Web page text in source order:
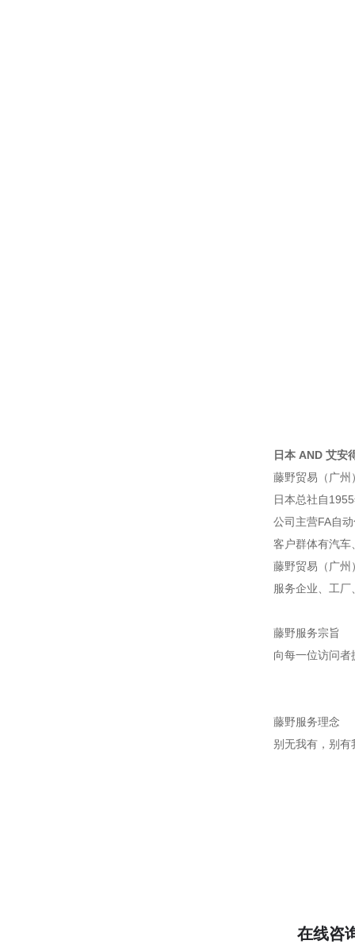
日本 AND 艾安
藤野贸易（广州
日本总社自
公司主营FA自
客户群体有汽车
藤野贸易（广州
服务企业、工
藤野服务宗旨
向每一位访问
藤野服务理念
别无我有，别
在线咨